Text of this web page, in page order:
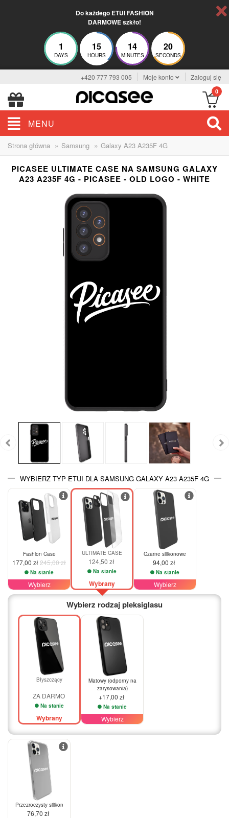
Do każdego ETUI FASHION
DARMOWE szkło!
1
DAYS
15
HOURS
14
MINUTES
20
SECONDS
+420 777 793 005 Moje konto Zaloguj się
0
MENU
Strona główna » Samsung » Galaxy A23 A235F 4G
PICASEE ULTIMATE CASE NA SAMSUNG GALAXY
A23 A235F 4G - PICASEE - OLD LOGO - WHITE
WYBIERZ TYP ETUI DLA SAMSUNG GALAXY A23 A235F 4G
-28%
Fashion Case
177,00 zł 245,00 zł
Na stanie
Wybierz
ULTIMATE CASE
124,50 zł
Na stanie
Wybrany
Czarne silikonowe
94,00 zł
Na stanie
Wybierz
Wybierz rodzaj pleksiglasu
Błyszczący
ZA DARMO
Na stanie
Wybrany
Matowy (odporny na
zarysowania)
+17,00 zł
Na stanie
Wybierz
Przezroczysty silikon
76,70 zł